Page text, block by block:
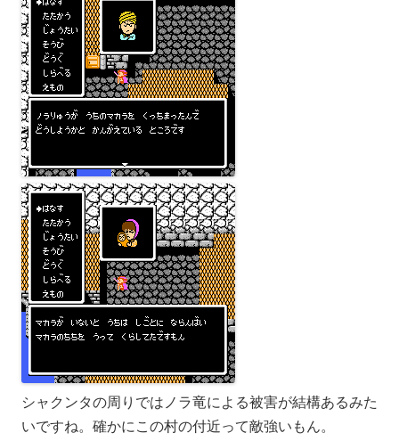
シャクンタの周りではノラ竜による被害が結構あるみた
いですね。確かにこの村の付近って敵強いもん。